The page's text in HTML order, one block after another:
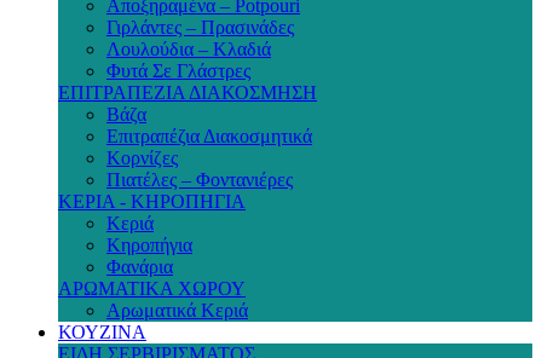
Αποξηραμένα – Potpouri
Γιρλάντες – Πρασινάδες
Λουλούδια – Κλαδιά
Φυτά Σε Γλάστρες
ΕΠΙΤΡΑΠΕΖΙΑ ΔΙΑΚΟΣΜΗΣΗ
Βάζα
Επιτραπέζια Διακοσμητικά
Κορνίζες
Πιατέλες – Φοντανιέρες
ΚΕΡΙΑ - ΚΗΡΟΠΗΓΙΑ
Κεριά
Κηροπήγια
Φανάρια
ΑΡΩΜΑΤΙΚΑ ΧΩΡΟΥ
Αρωματικά Κεριά
ΚΟΥΖΙΝΑ
ΕΙΔΗ ΣΕΡΒΙΡΙΣΜΑΤΟΣ